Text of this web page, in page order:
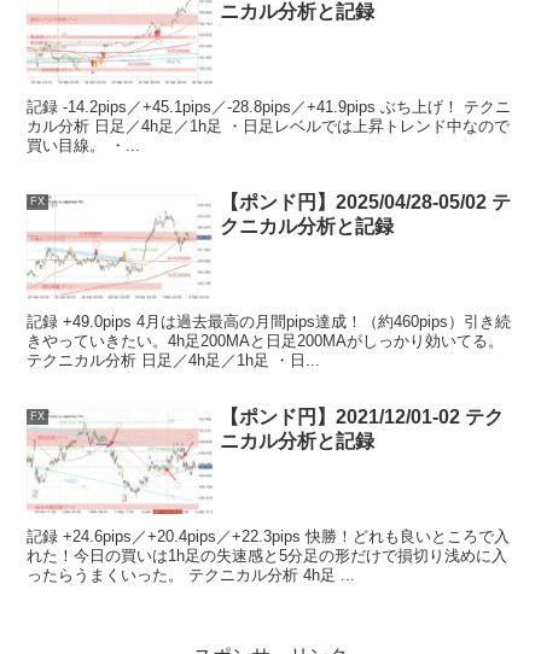
ニカル分析と記録
記録 -14.2pips／+45.1pips／-28.8pips／+41.9pips ぶち上げ！ テクニ
カル分析 日足／4h足／1h足 ・日足レベルでは上昇トレンド中なので
買い目線。 ・...
FX
【ポンド円】2025/04/28-05/02 テ
クニカル分析と記録
記録 +49.0pips 4月は過去最高の月間pips達成！（約460pips）引き続
きやっていきたい。4h足200MAと日足200MAがしっかり効いてる。
テクニカル分析 日足／4h足／1h足 ・日...
FX
【ポンド円】2021/12/01-02 テク
ニカル分析と記録
記録 +24.6pips／+20.4pips／+22.3pips 快勝！どれも良いところで入
れた！今日の買いは1h足の失速感と5分足の形だけで損切り浅めに入
ったらうまくいった。 テクニカル分析 4h足 ...